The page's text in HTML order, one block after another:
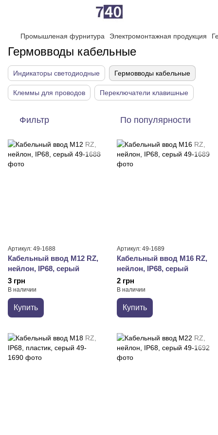
Промышленая фурнитура Электромонтажная продукция
Гермовводы кабельные
Индикаторы светодиодные Гермовводы кабельные
Клеммы для проводов Переключатели клавишные
Фильтр По популярности
Артикул: 49-1688
Кабельный ввод М12 RZ,
нейлон, IP68, серый
3 грн
В наличии
Купить
Артикул: 49-1689
Кабельный ввод М16 RZ,
нейлон, IP68, серый
2 грн
В наличии
Купить